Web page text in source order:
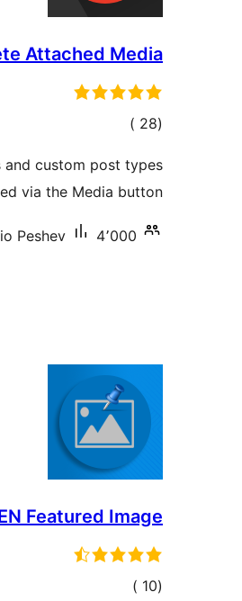
Attached Media
(28
إجمالي)
custom post types
via the Media button.
Peshev 4٬000+ تنصيب نشط
Featured Image
(10
إجمالي)